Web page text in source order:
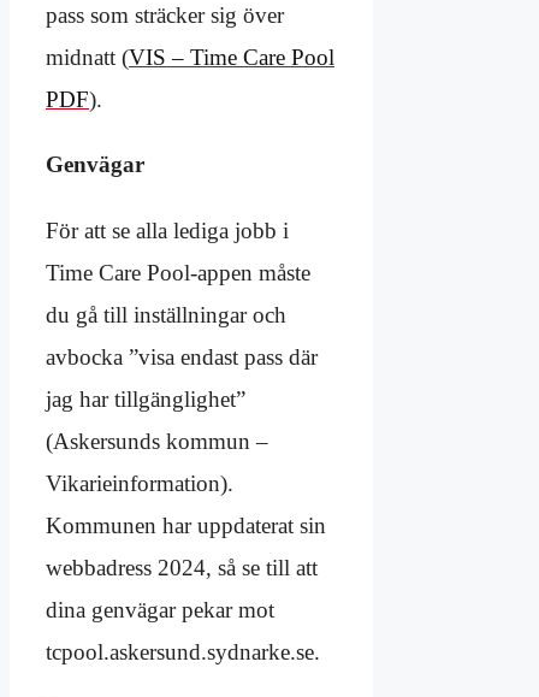
pass som sträcker sig över
midnatt (VIS – Time Care Pool
PDF).
Genvägar
För att se alla lediga jobb i
Time Care Pool-appen måste
du gå till inställningar och
avbocka ”visa endast pass där
jag har tillgänglighet”
(Askersunds kommun –
Vikarieinformation).
Kommunen har uppdaterat sin
webbadress 2024, så se till att
dina genvägar pekar mot
tcpool.askersund.sydnarke.se.